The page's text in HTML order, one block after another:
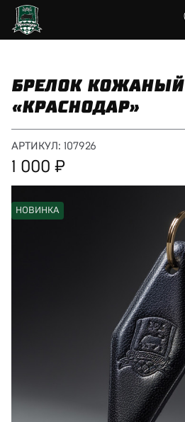
БРЕЛОК КОЖАНЫЙ
«КРАСНОДАР»
АРТИКУЛ: 107926
1 000
НОВИНКА